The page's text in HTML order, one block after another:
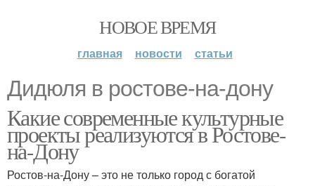
НОВОЕ ВРЕМЯ
главная новости статьи
Дидюля в ростове-на-дону
Какие современные культурные
проекты реализуются в Ростове-
на-Дону
Ростов-на-Дону – это не только город с богатой